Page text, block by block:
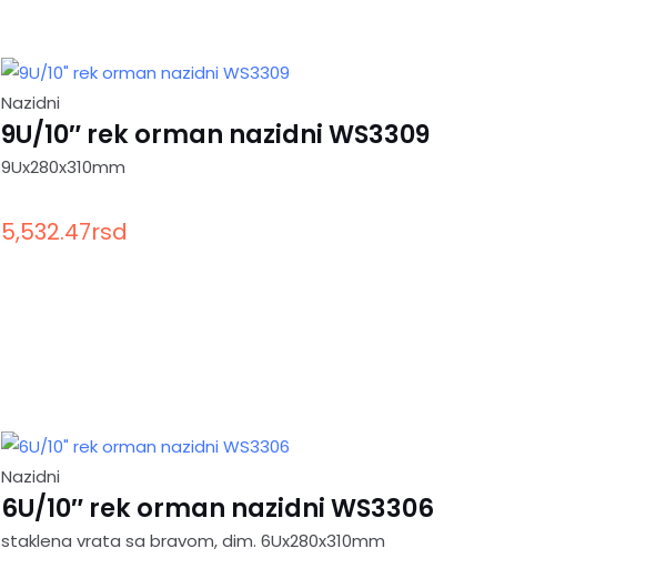
Nazidni
9U/10″ rek orman nazidni WS3309
9Ux280x310mm
5,532.47rsd
Nazidni
6U/10″ rek orman nazidni WS3306
staklena vrata sa bravom, dim. 6Ux280x310mm